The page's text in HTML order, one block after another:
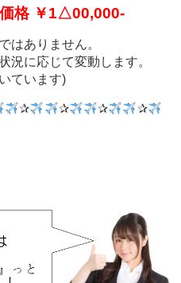
格 ￥1△00,000-
はありません。
況に応じて変動します。
ています)
✰ ✰ ✰ ✰